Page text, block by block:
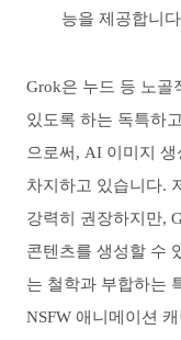
능을 제공합니
Grok은 누드 등 노골
있도록 하는 독특하
으로써, AI 이미지
차지하고 있습니다.
강력히 권장하지만,
콘텐츠를 생성할 수
는 철학과 부합하는
NSFW 애니메이션